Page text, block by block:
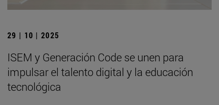
29 | 10 | 2025
ISEM y Generación Code se unen para
impulsar el talento digital y la educación
tecnológica